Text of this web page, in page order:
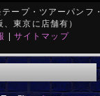
ープ・ツアーパンフ・
東京に店舗有）
| サイトマップ